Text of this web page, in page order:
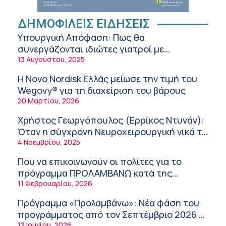
αντιμετώπιση
10:14 πμ
Διευθέτηση των αποζημιώσεων των
Στρατιωτικών Ιατρών μετά από αίτημα του
ΙΣΑ
9:52 πμ
Ευάγγελος Λιάτσικος – Πανεπιστημιακό
Νοσοκομείο Πατρών
9:03 πμ
Χρήστος Γεωργόπουλος – «ΕΡΡΙΚΟΣ
ΝΤΥΝΑΝ»/ΚΕΝΤΡΟ ΑΝΑΠΛΑΣΗ
8:58 πμ
Tanmaxxing: To trend που στέλνει τη Gen Z
στον ήλιο χωρίς αντηλιακό
8:28 πμ
Θεόδωρος Τέγος (Ευαγγελισμός): Νέο
παράθυρο ελπίδας για τους ογκολογικούς
ασθενείς μέσω κλινικών δοκιμών
7:41 πμ
ΔΗΜΟΦΙΛΕΙΣ ΕΙΔΗΣΕΙΣ
Υπουργική Απόφαση: Πως θα
συνεργάζονται ιδιώτες γιατροί με
νοσοκομεία του δημοσίου συστήματος
13 Αυγούστου, 2025
Η Novo Nordisk Ελλάς μείωσε την τιμή του
Wegovy® για τη διαχείριση του βάρους
20 Μαρτίου, 2026
Χρήστος Γεωργόπουλος (Ερρίκος Ντυνάν):
Όταν η σύγχρονη Νευροχειρουργική νικά το
φόβο!
4 Νοεμβρίου, 2025
Που να επικοινωνούν οι πολίτες για το
πρόγραμμα ΠΡΟΛΑΜΒΑΝΩ κατά της
παχυσαρκίας
11 Φεβρουαρίου, 2026
Πρόγραμμα «Προλαμβάνω»: Νέα φάση του
προγράμματος από τον Σεπτέμβριο 2026 –